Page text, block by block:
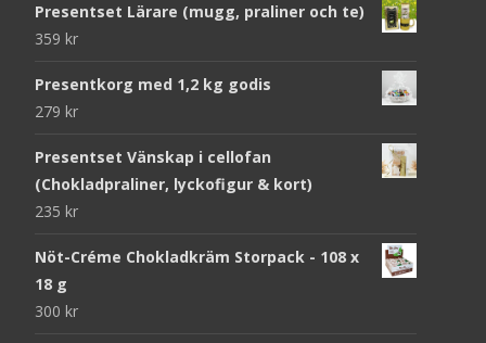
Presentset Lärare (mugg, praliner och te)
359 kr
Presentkorg med 1,2 kg godis
279 kr
Presentset Vänskap i cellofan
(Chokladpraliner, lyckofigur & kort)
235 kr
Nöt-Créme Chokladkräm Storpack - 108 x
18 g
300 kr